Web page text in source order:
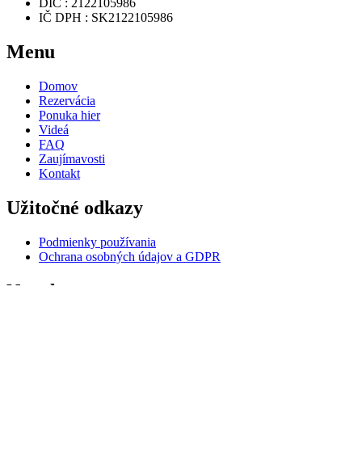
DIČ : 2122105986
IČ DPH : SK2122105986
Menu
Domov
Rezervácia
Ponuka hier
Videá
FAQ
Zaujímavosti
Kontakt
Užitočné odkazy
Podmienky používania
Ochrana osobných údajov a GDPR
Newsletter